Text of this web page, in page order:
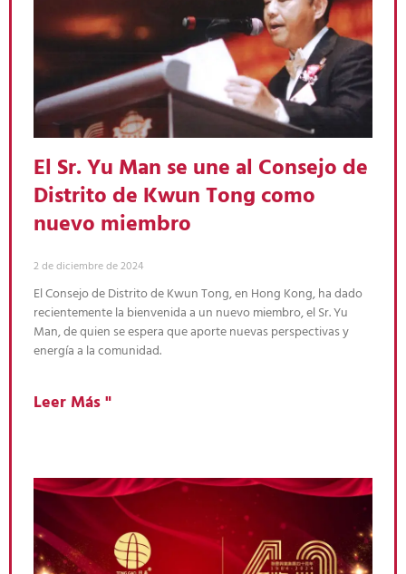
El Sr. Yu Man se une al Consejo de
Distrito de Kwun Tong como
nuevo miembro
2 de diciembre de 2024
El Consejo de Distrito de Kwun Tong, en Hong Kong, ha dado
recientemente la bienvenida a un nuevo miembro, el Sr. Yu
Man, de quien se espera que aporte nuevas perspectivas y
energía a la comunidad.
Leer Más "